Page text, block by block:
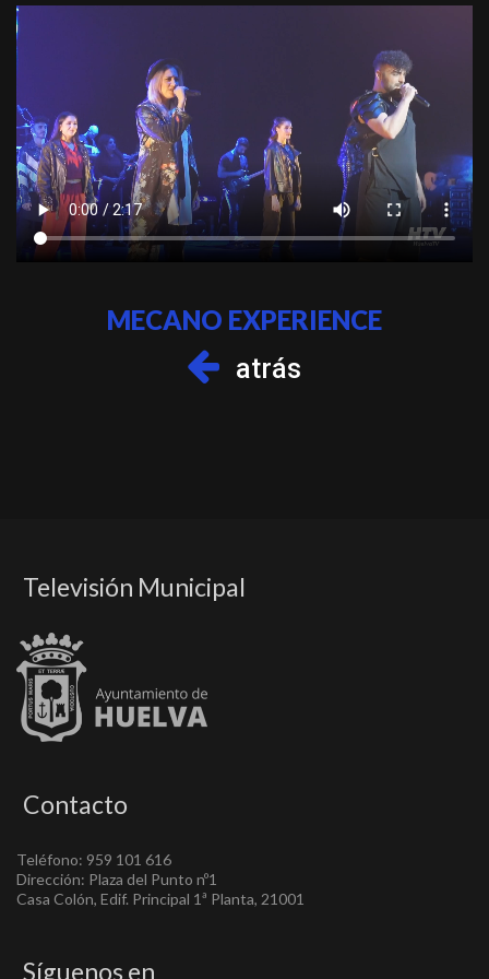
MECANO EXPERIENCE
atrás
Televisión Municipal
Contacto
Teléfono: 959 101 616
Dirección: Plaza del Punto nº1
Casa Colón, Edif. Principal 1ª Planta, 21001
Síguenos en